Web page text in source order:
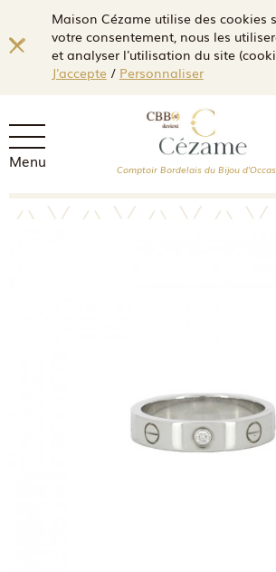
Maison Cézame utilise des cookies
votre consentement, nous les
et analyser l'utilisation du site
J'accepte/ Personnaliser
Menu Comptoir Bordelais du Bijou